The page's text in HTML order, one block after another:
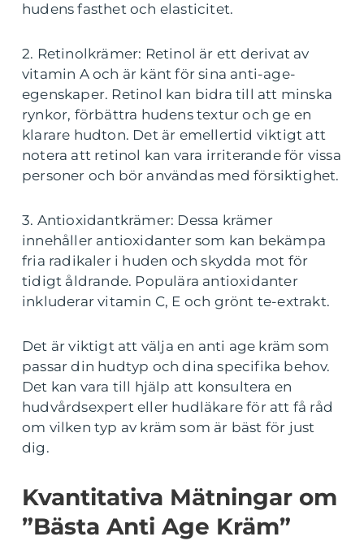
hudens fasthet och elasticitet.
2. Retinolkrämer: Retinol är ett derivat av
vitamin A och är känt för sina anti-age-
egenskaper. Retinol kan bidra till att minska
rynkor, förbättra hudens textur och ge en
klarare hudton. Det är emellertid viktigt att
notera att retinol kan vara irriterande för vissa
personer och bör användas med försiktighet.
3. Antioxidantkrämer: Dessa krämer
innehåller antioxidanter som kan bekämpa
fria radikaler i huden och skydda mot för
tidigt åldrande. Populära antioxidanter
inkluderar vitamin C, E och grönt te-extrakt.
Det är viktigt att välja en anti age kräm som
passar din hudtyp och dina specifika behov.
Det kan vara till hjälp att konsultera en
hudvårdsexpert eller hudläkare för att få råd
om vilken typ av kräm som är bäst för just
dig.
Kvantitativa Mätningar om
”Bästa Anti Age Kräm”